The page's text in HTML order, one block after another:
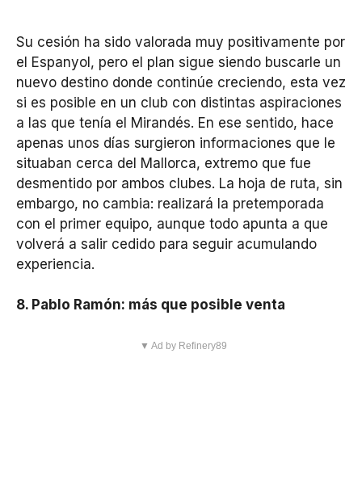
Su cesión ha sido valorada muy positivamente por
el Espanyol, pero el plan sigue siendo buscarle un
nuevo destino donde continúe creciendo, esta vez
si es posible en un club con distintas aspiraciones
a las que tenía el Mirandés. En ese sentido, hace
apenas unos días surgieron informaciones que le
situaban cerca del Mallorca, extremo que fue
desmentido por ambos clubes. La hoja de ruta, sin
embargo, no cambia: realizará la pretemporada
con el primer equipo, aunque todo apunta a que
volverá a salir cedido para seguir acumulando
experiencia.
8. Pablo Ramón: más que posible venta
▼ Ad by Refinery89